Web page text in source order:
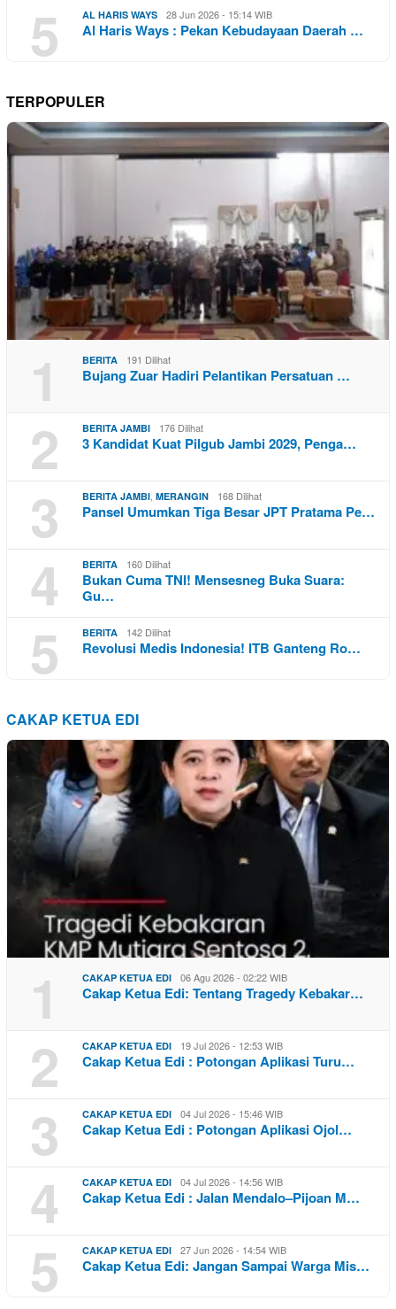
5
AL HARIS WAYS 28 Jun 2026 - 15:14 WIB
Al Haris Ways : Pekan Kebudayaan Daerah …
TERPOPULER
1 BERITA 191 Dilihat
Bujang Zuar Hadiri Pelantikan Persatuan …
2 BERITA JAMBI 176 Dilihat
3 Kandidat Kuat Pilgub Jambi 2029, Penga…
3 BERITA JAMBI, MERANGIN 168 Dilihat
Pansel Umumkan Tiga Besar JPT Pratama Pe…
4 BERITA 160 Dilihat
Bukan Cuma TNI! Mensesneg Buka Suara:
Gu…
5 BERITA 142 Dilihat
Revolusi Medis Indonesia! ITB Ganteng Ro…
CAKAP KETUA EDI
1 CAKAP KETUA EDI 06 Agu 2026 - 02:22 WIB
Cakap Ketua Edi: Tentang Tragedy Kebakar…
2 CAKAP KETUA EDI 19 Jul 2026 - 12:53 WIB
Cakap Ketua Edi : Potongan Aplikasi Turu…
3 CAKAP KETUA EDI 04 Jul 2026 - 15:46 WIB
Cakap Ketua Edi : Potongan Aplikasi Ojol…
4 CAKAP KETUA EDI 04 Jul 2026 - 14:56 WIB
Cakap Ketua Edi : Jalan Mendalo–Pijoan M…
5 CAKAP KETUA EDI 27 Jun 2026 - 14:54 WIB
Cakap Ketua Edi: Jangan Sampai Warga Mis…